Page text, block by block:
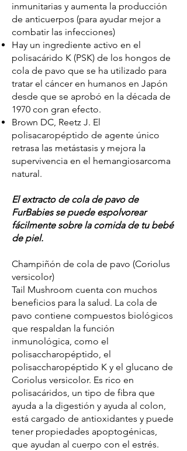
Surface Support
Helps maintain cleaner teeth and
reduce buildup
Breath Support
Targets odor-causing bacteria at the
source
Oral Microbiome
inmunitarias y aumenta la producción
de anticuerpos (para ayudar mejor a
combatir las infecciones)
Hay un ingrediente activo en el
polisacárido K (PSK) de los hongos de
cola de pavo que se ha utilizado para
tratar el cáncer en humanos en Japón
desde que se aprobó en la década de
1970 con gran efecto.
Brown DC, Reetz J. El
polisacaropéptido de agente único
retrasa las metástasis y mejora la
supervivencia en el hemangiosarcoma
natural.
El extracto de cola de pavo de
FurBabies se puede espolvorear
fácilmente sobre la comida de tu bebé
de piel.
Champiñón de cola de pavo (Coriolus
versicolor)
Tail Mushroom cuenta con muchos
beneficios para la salud. La cola de
pavo contiene compuestos biológicos
que respaldan la función
inmunológica, como el
polisaccharopéptido, el
polisaccharopéptido K y el glucano de
Coriolus versicolor. Es rico en
polisacáridos, un tipo de fibra que
ayuda a la digestión y ayuda al colon,
está cargado de antioxidantes y puede
tener propiedades apoptogénicas,
que ayudan al cuerpo con el estrés.